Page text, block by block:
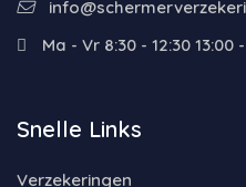
Ma - Vr 8:30 - 12:30 13:00
Snelle Links
Verzekeringen